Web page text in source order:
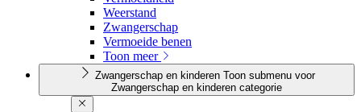
Weerstand
Zwangerschap
Vermoeide benen
Toon meer
Zwangerschap en kinderen Toon submenu voor
Zwangerschap en kinderen categorie